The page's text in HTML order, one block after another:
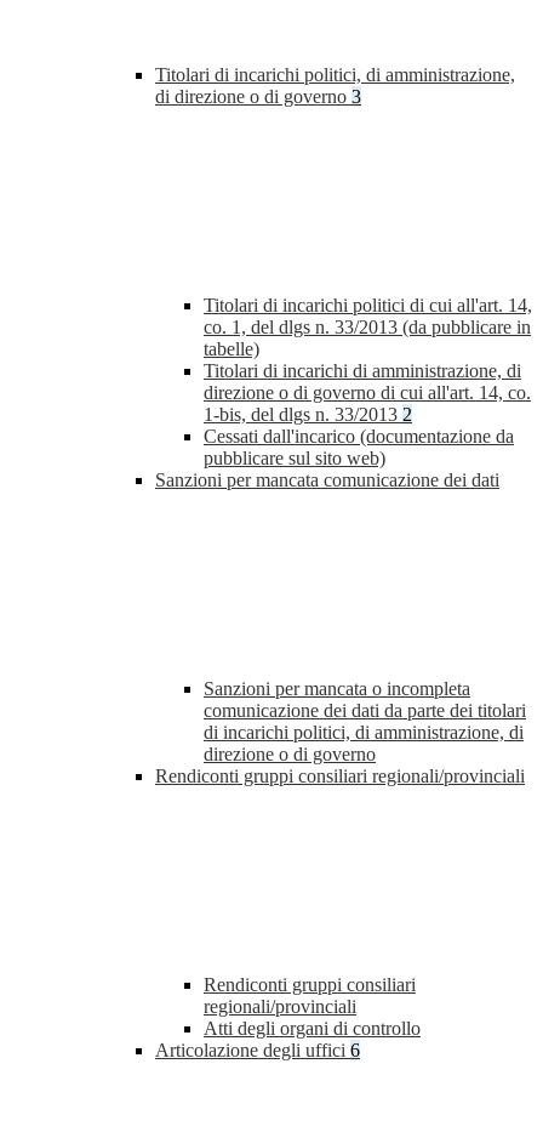
Titolari di incarichi politici, di amministrazione,
di direzione o di governo 3
Titolari di incarichi politici di cui all'art. 14,
co. 1, del dlgs n. 33/2013 (da pubblicare in
tabelle)
Titolari di incarichi di amministrazione, di
direzione o di governo di cui all'art. 14, co.
1-bis, del dlgs n. 33/2013 2
Cessati dall'incarico (documentazione da
pubblicare sul sito web)
Sanzioni per mancata comunicazione dei dati
Sanzioni per mancata o incompleta
comunicazione dei dati da parte dei titolari
di incarichi politici, di amministrazione, di
direzione o di governo
Rendiconti gruppi consiliari regionali/provinciali
Rendiconti gruppi consiliari
regionali/provinciali
Atti degli organi di controllo
Articolazione degli uffici 6